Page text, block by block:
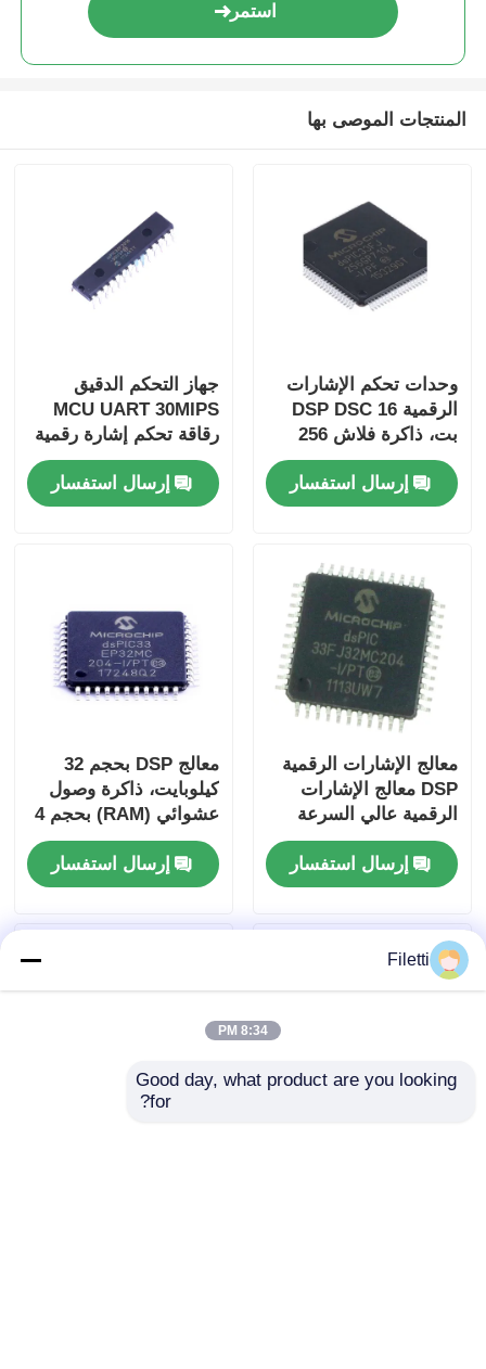
استمر
المنتجات الموصى بها
وحدات تحكم الإشارات
الرقمية DSP DSC 16
بت، ذاكرة فلاش 256
كيلوبايت وذاكرة وصول
عشوائي ثابت 30
كيلوبايت، مع معالجات
DSPIC33FJ256GP710A-
I/PF
إرسال استفسار
جهاز التحكم الدقيق
MCU UART 30MIPS
رقاقة تحكم إشارة رقمية
عالية الأداء 16 بت
DSPIC30F2010-30I/SP
إرسال استفسار
معالج الإشارات الرقمية
DSP معالج الإشارات
الرقمية عالي السرعة
DsPIC33EP256MC204-
I/PT
إرسال استفسار
معالج DSP بحجم 32
كيلوبايت، ذاكرة وصول
عشوائي (RAM) بحجم 4
كيلوبايت، بتردد 60
ميجاهرتز،
DSPIC33EP32MC204-
إرسال استفسار
Filetti
8:34 PM
Good day, what product are you looking
for?